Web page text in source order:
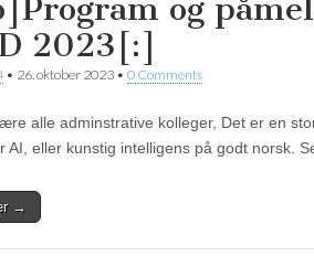
og
2023[:]
• 26. oktober 2023 • 0 Comments
alle adminstrative kolleger, Det er en
AI, eller kunstig intelligens på godt norsk.
→